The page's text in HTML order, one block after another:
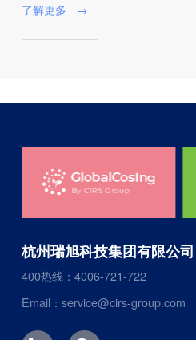
了解更多 →
杭州瑞旭科技集团有限公司
400热线：4006-721-722
Email：service@cirs-group.com